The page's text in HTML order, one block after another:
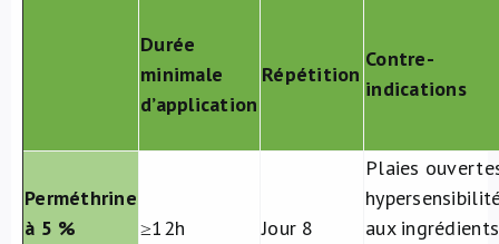
Durée
minimale
d’application​
Répétition
Contre-
indications​
Perméthrine
à 5 %
≥12h Jour 8
Plaies
aux ingrédients